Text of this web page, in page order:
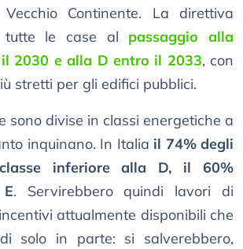
Continente. La direttiva
tutte le case al passaggio alla
2030 e alla D entro il 2033, con
stretti per gli edifici pubblici.
sono divise in classi energetiche a
inquinano. In Italia il 74% degli
inferiore alla D, il 60%
. Servirebbero quindi lavori di
attualmente disponibili che
solo in parte: si salverebbero,